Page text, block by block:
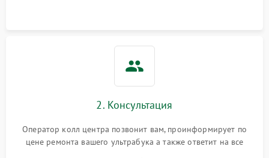
2. Консультация
Оператор колл центра позвонит вам, проинформирует по
цене ремонта вашего ультрабука а также ответит на все